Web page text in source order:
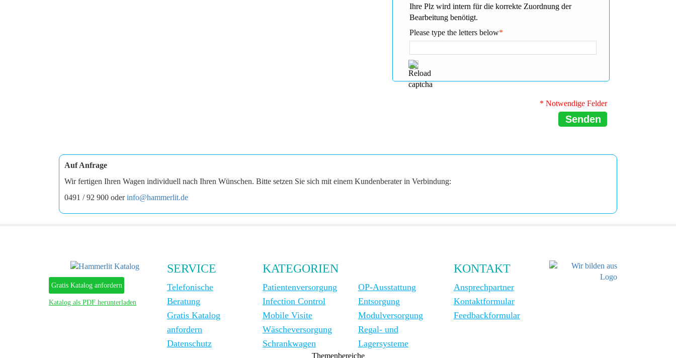
Ihre Plz wird intern für die korrekte Zuordnung der
Bearbeitung benötigt.
*
Please type the letters below
* Notwendige Felder
Senden
Auf Anfrage
Wir fertigen Ihren Wagen individuell nach Ihren Wünschen. Bitte setzen Sie sich mit einem Kundenberater in Verbindung:
0491 / 92 900 oderinfo@hammerlit.de
Gratis Katalog anfordern
Katalog als PDF herunterladen
SERVICE
Telefonische
Beratung
Gratis Katalog
anfordern
Datenschutz
KATEGORIEN
Patientenversorgung
Infection Control
Mobile Visite
Wäscheversorgung
Schrankwagen
OP-Ausstattung
Entsorgung
Modulversorgung
Regal- und
Lagersysteme
KONTAKT
Ansprechpartner
Kontaktformular
Feedbackformular
Themenbereiche